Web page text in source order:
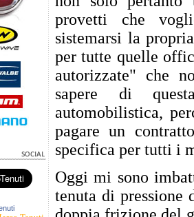
provetti che
sistemarsi la
per tutte quelle
autorizzate" che
sapere di
automobilistica,
pagare un
specifica per tutti i
Oggi mi sono
tenuta di pressione